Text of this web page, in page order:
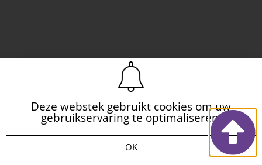
Deze webstek gebruikt cookies om uw
gebruikservaring te optimaliseren.
OK